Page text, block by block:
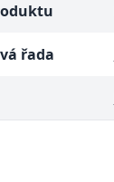
řada